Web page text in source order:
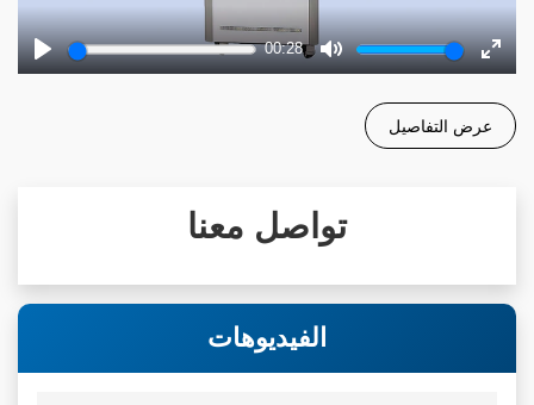
Play
00:28
Mute
Enter
عرض التفاصيل
تواصل معنا
الفيديوهات